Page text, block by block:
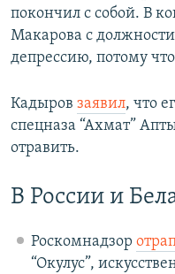
покончил с собой. В
Макарова с
депрессию, потому
Кадыров заявил, что
спецназа “Ахмат”
отравить.
В России и
Роскомнадзор
“Окулус”,